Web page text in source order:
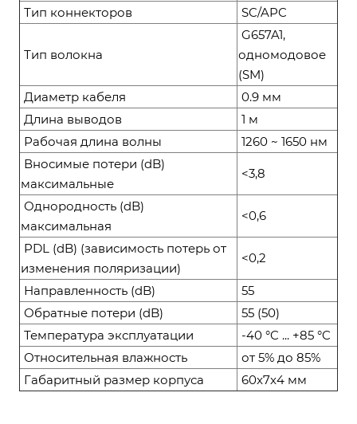
Тип коннекторов
SC/APC
Тип волокна
G657A1,
одномодовое
(SM)
Диаметр кабеля
0.9 мм
Длина выводов
1 м
Рабочая длина волны
1260 ~ 1650 нм
Вносимые потери (dB)
максимальные
<3,8
Однородность (dB)
максимальная
<0,6
PDL (dB) (зависимость потерь от
изменения поляризации)
<0,2
Направленность (dB)
55
Обратные потери (dB)
55 (50)
Температура эксплуатации
-40 °C ... +85 °C
Относительная влажность
от 5% до 85%
Габаритный размер корпуса
60x7x4 мм